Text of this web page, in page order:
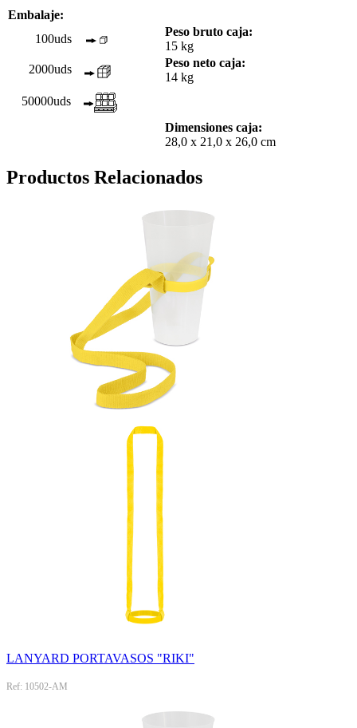
Embalaje:
100uds
Peso bruto caja:
15 kg
2000uds
Peso neto caja:
14 kg
50000uds
Dimensiones caja:
28,0 x 21,0 x 26,0 cm
Productos Relacionados
LANYARD PORTAVASOS "RIKI"
Ref: 10502-AM